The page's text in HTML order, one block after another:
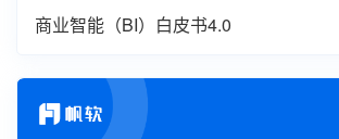
商业智能（BI）白皮书4.0